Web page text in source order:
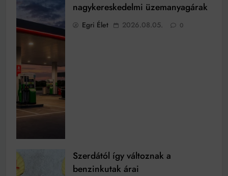
nagykereskedelmi üzemanyagárak
Egri Élet 2026.08.05. 0
Szerdától így változnak a
benzinkutak árai